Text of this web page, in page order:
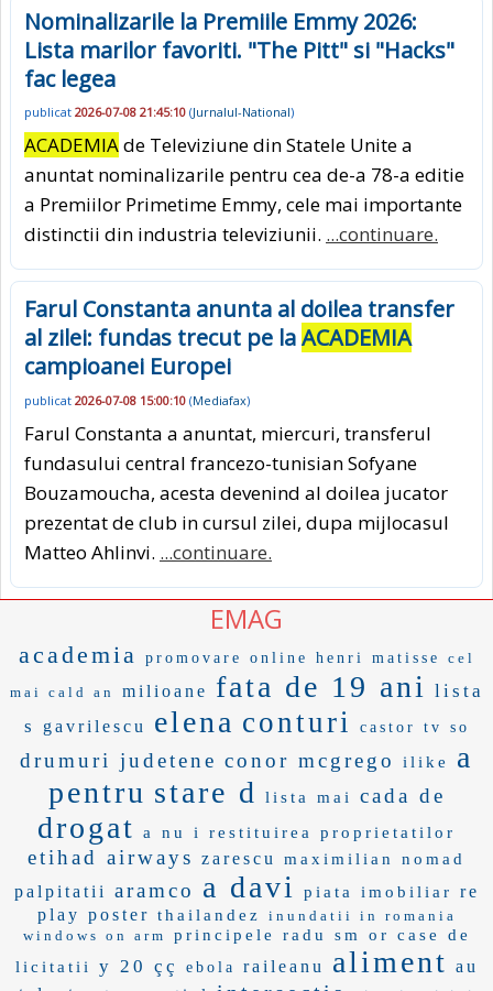
Nominalizarile la Premiile Emmy 2026:
Lista marilor favoriti. "The Pitt" si "Hacks"
fac legea
publicat 2026-07-08 21:45:10 (Jurnalul-National)
ACADEMIAde Televiziune din Statele Unite a
anuntat nominalizarile pentru cea de-a 78-a editie
a Premiilor Primetime Emmy, cele mai importante
distinctii din industria televiziunii. ...continuare.
Farul Constanta anunta al doilea transfer
al zilei: fundas trecut pe laACADEMIA
campioanei Europei
publicat 2026-07-08 15:00:10 (Mediafax)
Farul Constanta a anuntat, miercuri, transferul
fundasului central francezo-tunisian Sofyane
Bouzamoucha, acesta devenind al doilea jucator
prezentat de club in cursul zilei, dupa mijlocasul
Matteo Ahlinvi. ...continuare.
EMAG
academia promovare online henri matisse cel
mai cald an milioane fata de 19 ani
lista
s
gavrilescu elena conturi castor tv so
drumuri judetene conor mcgrego ilike
a
pentru stare d lista mai cada de
drogat a nu i restituirea proprietatilor
etihad airways zarescu maximilian nomad
palpitatii aramco a davi piata imobiliar
re
play poster thailandez
inundatii in romania
windows on arm
principele radu sm or
case de
licitatii
y 20 çç ebola raileanu aliment au